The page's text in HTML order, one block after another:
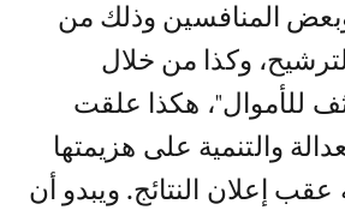
المنافسين وذلك من
وكذا من خلال
للأموال"، هكذا علقت
والتنمية على هزيمتها
إعلان النتائج. ويبدو أن